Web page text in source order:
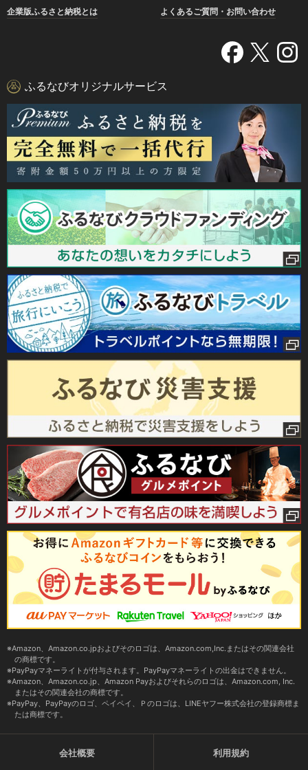
企業版ふるさと納税とは
よくあるご質問・お問い合わせ
ふるなびオリジナルサービス
Amazon、Amazon.co.jpおよびそのロゴは、Amazon.com,Inc.またはその関連会社
の商標です。
PayPayマネーライトが付与されます。PayPayマネーライトの出金はできません。
Amazon、Amazon.co.jp、Amazon Payおよびそれらのロゴは、Amazon.com, Inc.
またはその関連会社の商標です。
PayPay、PayPayのロゴ、ペイペイ、Ｐのロゴは、LINEヤフー株式会社の登録商標ま
たは商標です。
会社概要 利用規約